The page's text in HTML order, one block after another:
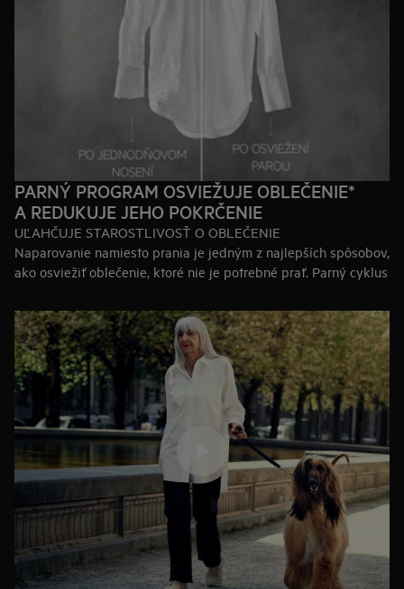
PARNÝ PROGRAM OSVIEŽUJE OBLEČENIE*
A REDUKUJE JEHO POKRČENIE
UĽAHČUJE STAROSTLIVOSŤ O OBLEČENIE
Naparovanie namiesto prania je jedným z najlepších spôsobov,
ako osviežiť oblečenie, ktoré nie je potrebné prať. Parný cyklus